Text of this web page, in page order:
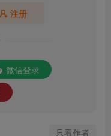
注册
微信登录
只看作者